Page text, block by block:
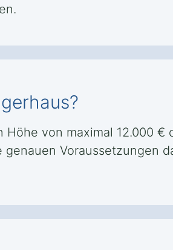
von maximal 12.000 €
Voraussetzungen